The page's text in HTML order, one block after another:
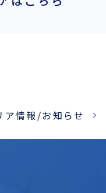
ア情報/お知らせ